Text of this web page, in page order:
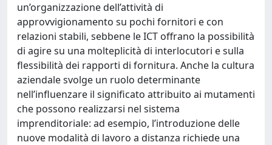
un’organizzazione dell’attività di
approvvigionamento su pochi fornitori e con
relazioni stabili, sebbene le ICT offrano la possibilità
di agire su una molteplicità di interlocutori e sulla
flessibilità dei rapporti di fornitura. Anche la cultura
aziendale svolge un ruolo determinante
nell’influenzare il significato attribuito ai mutamenti
che possono realizzarsi nel sistema
imprenditoriale: ad esempio, l’introduzione delle
nuove modalità di lavoro a distanza richiede una